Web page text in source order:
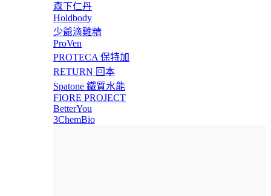
森下仁丹
Holdbody
少爺滴雞精
ProVen
PROTECA 保特加
RETURN 回本
Spatone 鐵質水能
FIORE PROJECT
BetterYou
3ChemBio